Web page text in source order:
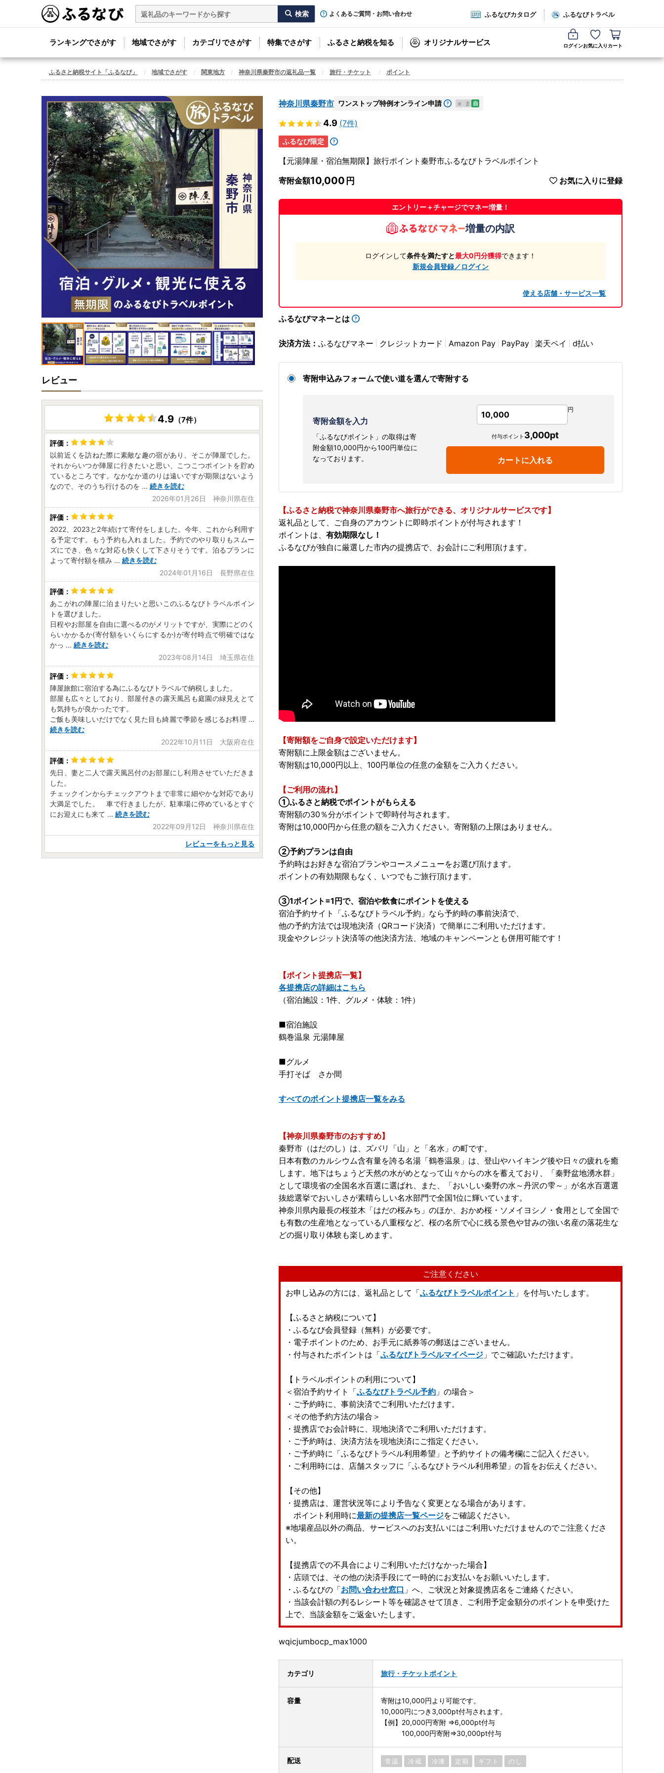
よくあるご質問・お問い合わせ ふるなびカタログ ふるなびトラベル
ランキングでさがす 地域でさがす カテゴリでさがす 特集でさがす ふるさと納税を知る オリジナルサービス ログインお気に入り カート
ふるさと納税サイト「ふるなび」 地域でさがす 関東地方 神奈川県秦野市の返礼品一覧 旅行・チケット ポイント
神奈川県秦野市 ワンストップ特例オンライン申請 e ま 自
4.9 (7件)
ふるなび限定
【元湯陣屋・宿泊無期限】旅行ポイント秦野市ふるなびトラベルポイント
寄附金額10,000 お気に入りに登録
エントリー＋チャージでマネー増量！
増量の内訳
ログインして条件を満たすと最大0円分獲得できます！
新規会員登録／ログイン
使える店舗・サービス一覧
ふるなびマネーとは
決済方法： ふるなびマネー クレジットカード Amazon Pay PayPay 楽天ペイ d払い
寄附申込みフォームで使い道を選んで寄附する
寄附金額を入力
「ふるなびポイント」の取得は寄
附金額10,000円から100円単位に
なっております。
10,000
円
付与ポイント 3,000pt
カートに入れる
【ふるさと納税で神奈川県秦野市へ旅行ができる、オリジナルサービスです】
返礼品として、ご自身のアカウントに即時ポイントが付与されます！
ポイントは、 有効期限なし！
ふるなびが独自に厳選した市内の提携店で、お会計にご利用頂けます。
【寄附額をご自身で設定いただけます】
寄附額に上限金額はございません。
寄附額は10,000円以上、100円単位の任意の金額をご入力ください。
【ご利用の流れ】
①ふるさと納税でポイントがもらえる
寄附額の30％分がポイントで即時付与されます。
寄附は10,000円から任意の額をご入力ください。寄附額の上限はありません。
②予約プランは自由
予約時はお好きな宿泊プランやコースメニューをお選び頂けます。
ポイントの有効期限もなく、いつでもご旅行頂けます。
③1ポイント=1円で、宿泊や飲食にポイントを使える
宿泊予約サイト「ふるなびトラベル予約」なら予約時の事前決済で、
他の予約方法では現地決済（QRコード決済）で簡単にご利用いただけます。
現金やクレジット決済等の他決済方法、地域のキャンペーンとも併用可能です！
【ポイント提携店一覧】
各提携店の詳細はこちら
（宿泊施設：1件、グルメ・体験：1件）
■宿泊施設
鶴巻温泉 元湯陣屋
■グルメ
手打そば さか間
すべてのポイント提携店一覧をみる
【神奈川県秦野市のおすすめ】
秦野市（はだのし）は、ズバリ「山」と「名水」の町です。
日本有数のカルシウム含有量を誇る名湯「鶴巻温泉」は、登山やハイキング後や日々の疲れを癒
します。地下はちょうど天然の水がめとなって山々からの水を蓄えており、「秦野盆地湧水群」
として環境省の全国名水百選に選ばれ、また、「おいしい秦野の水～丹沢の雫～」が名水百選選
抜総選挙でおいしさが素晴らしい名水部門で全国1位に輝いています。
神奈川県内最長の桜並木「はだの桜みち」のほか、おかめ桜・ソメイヨシノ・食用として全国で
も有数の生産地となっている八重桜など、桜の名所で心に残る景色や甘みの強い名産の落花生な
どの掘り取り体験も楽しめます。
ご注意ください
お申し込みの方には、返礼品として「ふるなびトラベルポイント 」を付与いたします。
【ふるさと納税について】
・ふるなび会員登録（無料）が必要です。
・電子ポイントのため、お手元に紙券等の郵送はございません。
・付与されたポイントは「ふるなびトラベルマイページ 」でご確認いただけます。
【トラベルポイントの利用について】
＜宿泊予約サイト「ふるなびトラベル予約 」の場合＞
・ご予約時に、事前決済でご利用いただけます。
＜その他予約方法の場合＞
・提携店でお会計時に、現地決済でご利用いただけます。
・ご予約時は、決済方法を現地決済にご指定ください。
・ご予約時に「ふるなびトラベル利用希望」と予約サイトの備考欄にご記入ください。
・ご利用時には、店舗スタッフに「ふるなびトラベル利用希望」の旨をお伝えください。
【その他】
・提携店は、運営状況等により予告なく変更となる場合があります。
ポイント利用時に最新の提携店一覧ページをご確認ください。
※地場産品以外の商品、サービスへのお支払いにはご利用いただけませんのでご注意くださ
い。
【提携店での不具合によりご利用いただけなかった場合】
・店頭では、その他の決済手段にて一時的にお支払いをお願いいたします。
・ふるなびの「お問い合わせ窓口 」へ、ご状況と対象提携店名をご連絡ください。
・当該会計額の判るレシート等を確認させて頂き、ご利用予定金額分のポイントを申受けた
上で、当該金額をご返金いたします。
wqicjumbocp_max1000
カテゴリ 旅行・チケットポイント
容量
寄附は10,000円より可能です。
10,000円につき3,000pt付与されます。
【例】20,000円寄附 ⇒6,000pt付与
100,000円寄附⇒30,000pt付与
配送 常温 冷蔵 冷凍 定期 ギフト のし
レビュー
4.9 （7件）
以前近くを訪ねた際に素敵な趣の宿があり、そこが陣屋でした。
それからいつか陣屋に行きたいと思い、こつこつポイントを貯め
ているところです。なかなか道のりは遠いですが期限はないよう
なので、そのうち行けるのを ... 続きを読む
2026年01月26日 神奈川県在住
2022、2023と2年続けて寄付をしました。今年、これから利用す
る予定です。もう予約も入れました。予約でのやり取りもスムー
ズにでき、色々な対応も快くして下さりそうです。泊るプランに
よって寄付額を積み ... 続きを読む
2024年01月16日 長野県在住
あこがれの陣屋に泊まりたいと思いこのふるなびトラベルポイン
トを選びました。
日程やお部屋を自由に選べるのがメリットですが、実際にどのく
らいかかるか(寄付額をいくらにするか)が寄付時点で明確ではな
かっ ... 続きを読む
2023年08月14日 埼玉県在住
陣屋旅館に宿泊する為にふるなびトラベルで納税しました。
部屋も広々としており、部屋付きの露天風呂も庭園の緑見えとて
も気持ちが良かったです。
ご飯も美味しいだけでなく見た目も綺麗で季節を感じるお料理 ...
続きを読む
2022年10月11日 大阪府在住
先日、妻と二人で露天風呂付のお部屋にし利用させていただきま
した。
チェックインからチェックアウトまで非常に細やかな対応であり
大満足でした。 車で行きましたが、駐車場に停めているとすぐ
にお迎えにも来て ... 続きを読む
2022年09月12日 神奈川県在住
レビューをもっと見る